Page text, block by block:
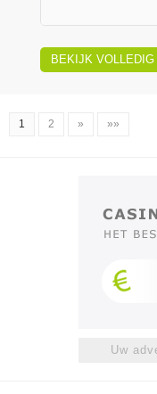
BEKIJK VOLLEDIG
1 2 » »»
Uw